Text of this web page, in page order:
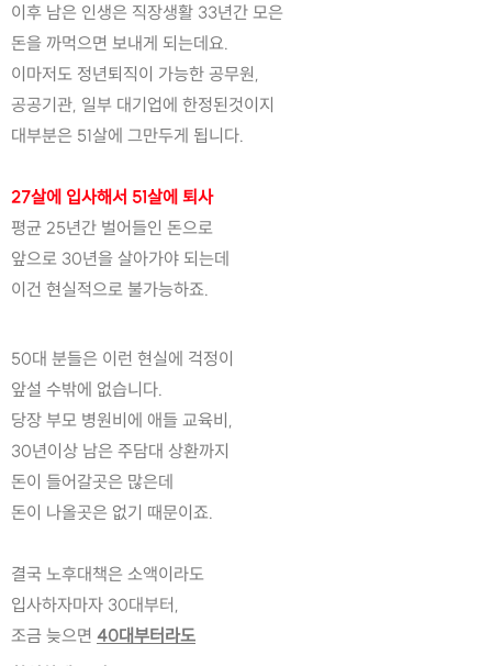
이후 남은 인생은 직장생활 33년간 모은
돈을 까먹으면 보내게 되는데요.
이마저도 정년퇴직이 가능한 공무원,
공공기관, 일부 대기업에 한정된것이지
대부분은 51살에 그만두게 됩니다.
27살에 입사해서 51살에 퇴사
평균 25년간 벌어들인 돈으로
앞으로 30년을 살아가야 되는데
이건 현실적으로 불가능하죠.
50대 분들은 이런 현실에 걱정이
앞설 수밖에 없습니다.
당장 부모 병원비에 애들 교육비,
30년이상 남은 주담대 상환까지
돈이 들어갈곳은 많은데
돈이 나올곳은 없기 때문이죠.
결국 노후대책은 소액이라도
입사하자마자 30대부터,
조금 늦으면 40대부터라도